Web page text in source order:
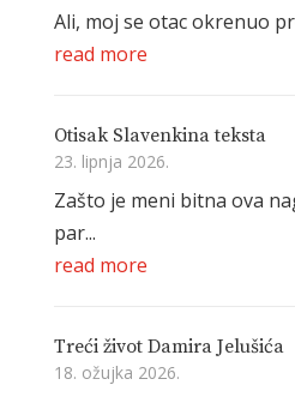
Ali, moj se otac okrenuo
read more
Otisak Slavenkina teksta
23. lipnja 2026.
Zašto je meni bitna ova
par...
read more
Treći život Damira Jelušića
18. ožujka 2026.